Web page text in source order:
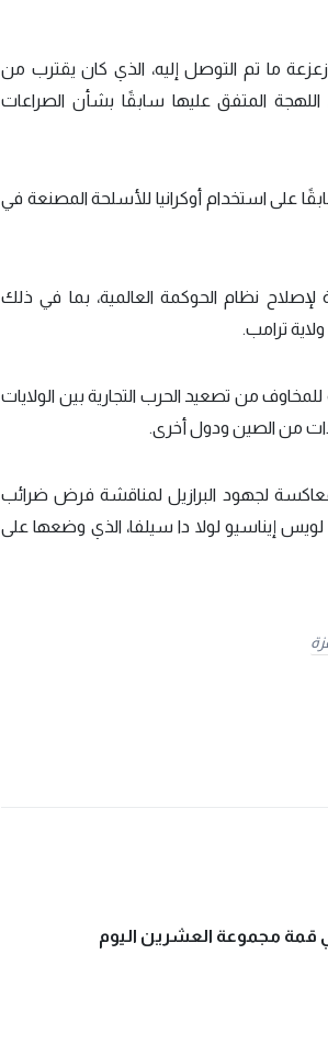
ما تم التوصل إليه، الذي كان يقترب من
المتفق عليها سابقًا بشأن الصراعات
على استخدام أوكرانيا للأسلحة المصنعة في
نظام الحوكمة العالمية، بما في ذلك
ترامب.
من تصعيد الحرب التجارية بين الولايات
من الصين ودول أخرى.
لجهود البرازيل لمناقشة فرض ضرائب
لويس إيناسيو لولا دا سيلفا، الذي وضعها على
مجموعة العشرين اليوم